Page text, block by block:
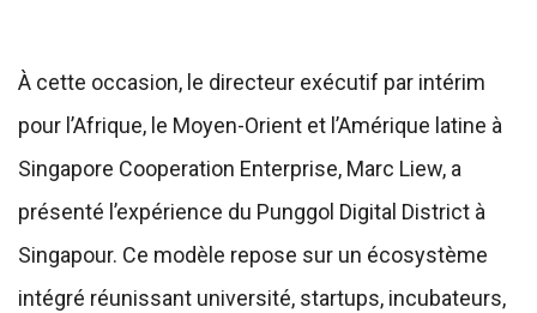
À cette occasion, le directeur exécutif par intérim
pour l’Afrique, le Moyen-Orient et l’Amérique latine à
Singapore Cooperation Enterprise, Marc Liew, a
présenté l’expérience du Punggol Digital District à
Singapour. Ce modèle repose sur un écosystème
intégré réunissant université, startups, incubateurs,